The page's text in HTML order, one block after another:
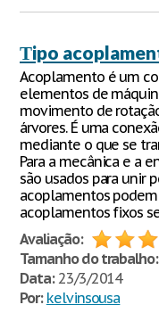
Тipo
Acoplamento é um
elementos de
movimento de
árvores. É uma
mediante o que se
Para a mecânica e a
são usados para unir
acoplamentos
acoplamentos fixos
Avaliação:
Tamanho do trabalho:
Data:23/3/2014
Por: kelvinsousa